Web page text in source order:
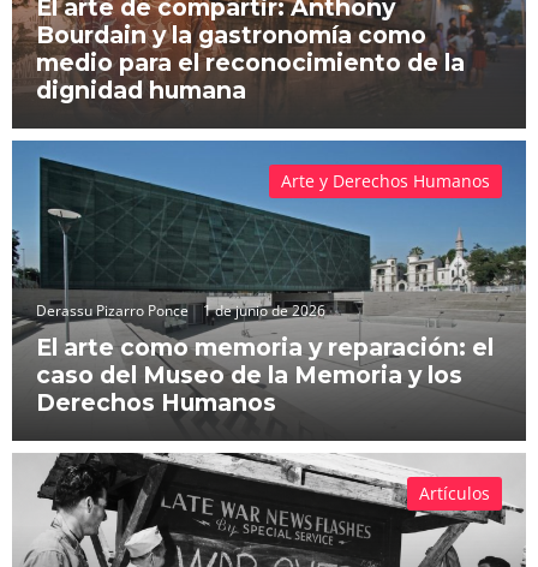
El arte de compartir: Anthony
Bourdain y la gastronomía como
medio para el reconocimiento de la
dignidad humana
Derassu Pizarro Ponce 1 de junio de 2026
El arte como memoria y reparación: el
caso del Museo de la Memoria y los
Derechos Humanos
Arte y Derechos Humanos
Artículos